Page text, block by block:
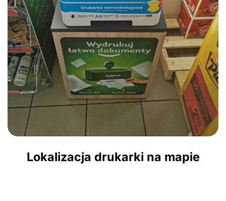
Lokalizacja drukarki na mapie